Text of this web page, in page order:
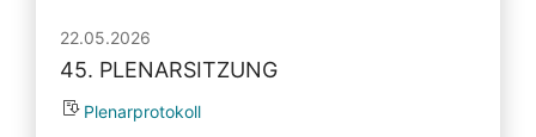
22.05.2026
45. PLENARSITZUNG
Plenarprotokoll